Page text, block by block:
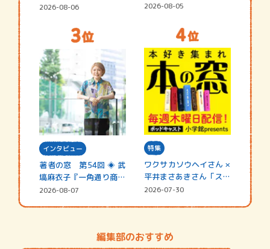
2026-08-06 2026-08-05
インタビュー
著者の窓 第54回 ◈ 武
塙麻衣子『一角通り商店
街の…
2026-08-07
特集
ワクサカソウヘイさん ×
平井まさあきさん「スペ
シャ…
2026-07-30
編集部のおすすめ